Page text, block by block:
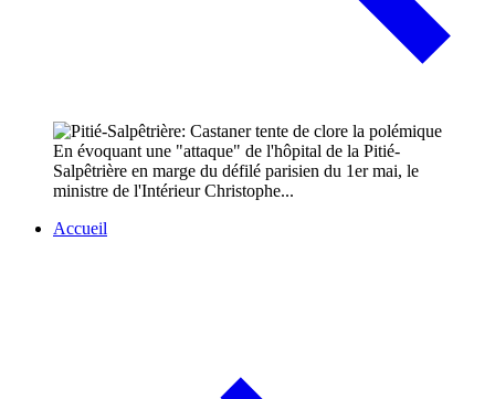
En évoquant une "attaque" de l'hôpital de la Pitié-
Salpêtrière en marge du défilé parisien du 1er mai, le
ministre de l'Intérieur Christophe...
Accueil